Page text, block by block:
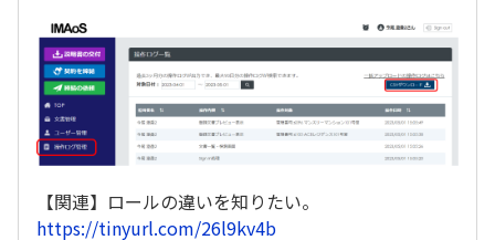
【関連】ロールの違いを知りたい。
https://tinyurl.com/26l9kv4b